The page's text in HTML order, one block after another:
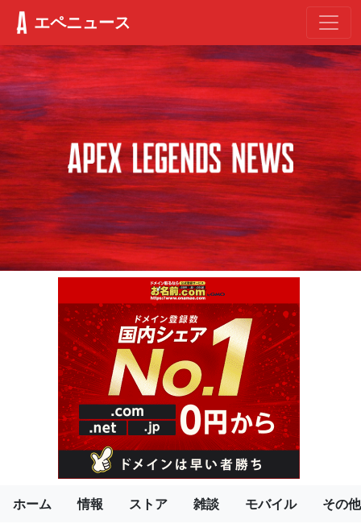
エペニュース
ホーム 情報 ストア 雑談 モバイル その他